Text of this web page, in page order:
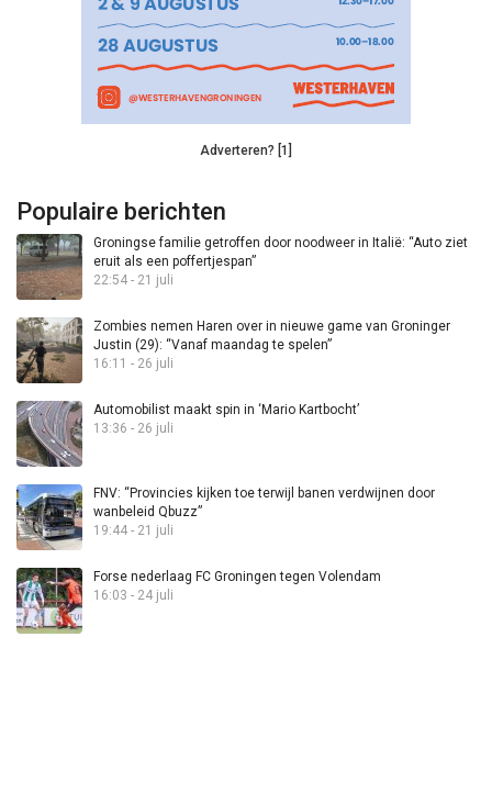
Adverteren? [1]
Populaire berichten
Groningse familie getroffen door noodweer in Italië: “Auto ziet
eruit als een poffertjespan”
22:54 - 21 juli
Zombies nemen Haren over in nieuwe game van Groninger
Justin (29): “Vanaf maandag te spelen”
16:11 - 26 juli
Automobilist maakt spin in ‘Mario Kartbocht’
13:36 - 26 juli
FNV: “Provincies kijken toe terwijl banen verdwijnen door
wanbeleid Qbuzz”
19:44 - 21 juli
Forse nederlaag FC Groningen tegen Volendam
16:03 - 24 juli